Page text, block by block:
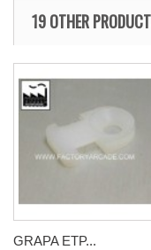
19 OTHER
GRAPA ETP...